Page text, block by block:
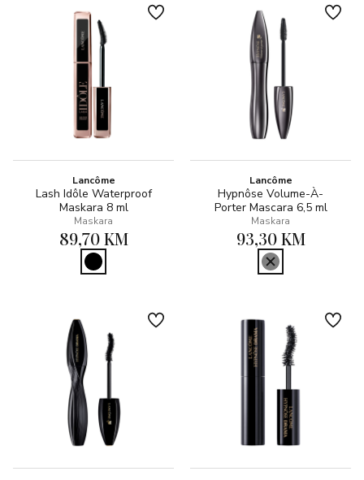
Lancôme
Lash Idôle Waterproof
Maskara 8 ml
Maskara
89,70 KM
Lancôme
Hypnôse Volume-À-
Porter Mascara 6,5 ml
Maskara
93,30 KM